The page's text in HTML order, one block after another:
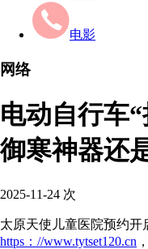
电影
网络
电动自行车
御寒神器还
2025-11-24 次
太原天使儿童医院预约开
https：//www.tytset120.cn